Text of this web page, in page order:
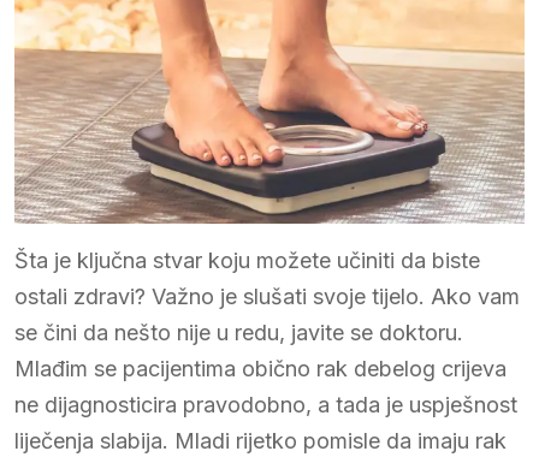
Šta je ključna stvar koju možete učiniti da biste
ostali zdravi? Važno je slušati svoje tijelo. Ako vam
se čini da nešto nije u redu, javite se doktoru.
Mlađim se pacijentima obično rak debelog crijeva
ne dijagnosticira pravodobno, a tada je uspješnost
liječenja slabija. Mladi rijetko pomisle da imaju rak